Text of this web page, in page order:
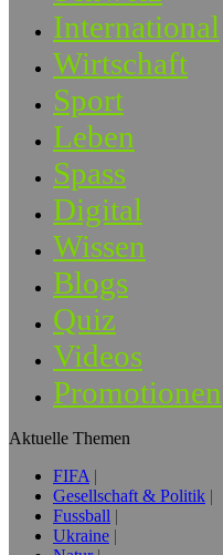
International
Wirtschaft
Sport
Leben
Spass
Digital
Wissen
Blogs
Quiz
Videos
Promotionen
Aktuelle Themen
FIFA
Gesellschaft & Politik
Fussball
Ukraine